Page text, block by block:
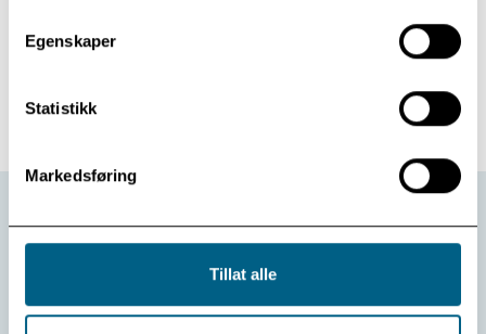
Egenskaper
Statistikk
Markedsføring
Tillat alle
Kontakt oss: